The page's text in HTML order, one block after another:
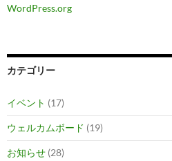
WordPress.org
カテゴリー
イベント (17)
ウェルカムボード (19)
お知らせ (28)